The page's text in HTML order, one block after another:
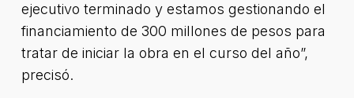
ejecutivo terminado y estamos gestionando el
financiamiento de 300 millones de pesos para
tratar de iniciar la obra en el curso del año”,
precisó.